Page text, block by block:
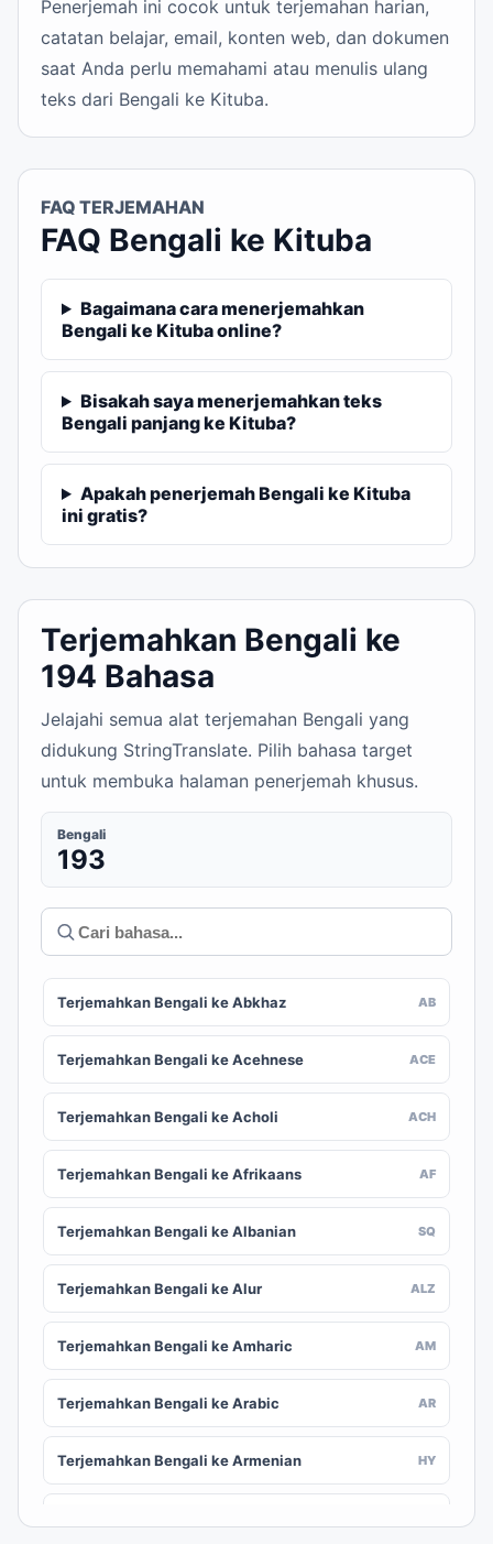
Penerjemah ini cocok untuk terjemahan harian,
catatan belajar, email, konten web, dan dokumen
saat Anda perlu memahami atau menulis ulang
teks dari Bengali ke Kituba.
FAQ TERJEMAHAN
FAQ Bengali ke Kituba
Bagaimana cara menerjemahkan
Bengali ke Kituba online?
Bisakah saya menerjemahkan teks
Bengali panjang ke Kituba?
Apakah penerjemah Bengali ke Kituba
ini gratis?
Terjemahkan Bengali ke
194 Bahasa
Jelajahi semua alat terjemahan Bengali yang
didukung StringTranslate. Pilih bahasa target
untuk membuka halaman penerjemah khusus.
Bengali
193
Terjemahkan Bengali ke Abkhaz AB
Terjemahkan Bengali ke Acehnese ACE
Terjemahkan Bengali ke Acholi ACH
Terjemahkan Bengali ke Afrikaans AF
Terjemahkan Bengali ke Albanian SQ
Terjemahkan Bengali ke Alur ALZ
Terjemahkan Bengali ke Amharic AM
Terjemahkan Bengali ke Arabic AR
Terjemahkan Bengali ke Armenian HY